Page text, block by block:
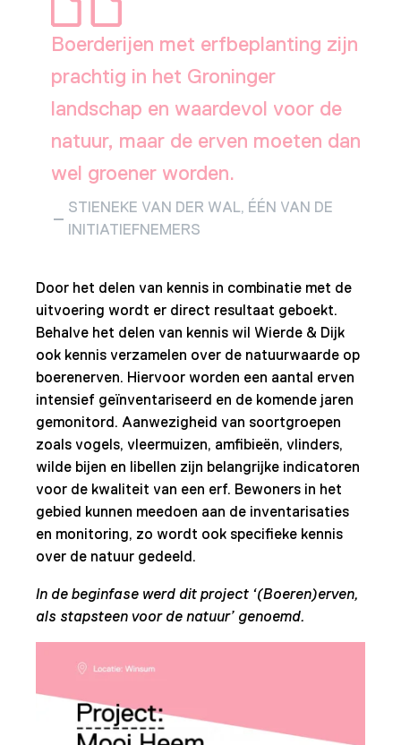
Boerderijen met erfbeplanting zijn
prachtig in het Groninger
landschap en waardevol voor de
natuur, maar de erven moeten dan
wel groener worden.
STIENEKE VAN DER WAL, ÉÉN VAN DE
INITIATIEFNEMERS
Door het delen van kennis in combinatie met de
uitvoering wordt er direct resultaat geboekt.
Behalve het delen van kennis wil Wierde & Dijk
ook kennis verzamelen over de natuurwaarde op
boerenerven. Hiervoor worden een aantal erven
intensief geïnventariseerd en de komende jaren
gemonitord. Aanwezigheid van soortgroepen
zoals vogels, vleermuizen, amfibieën, vlinders,
wilde bijen en libellen zijn belangrijke indicatoren
voor de kwaliteit van een erf. Bewoners in het
gebied kunnen meedoen aan de inventarisaties
en monitoring, zo wordt ook specifieke kennis
over de natuur gedeeld.
In de beginfase werd dit project ‘(Boeren)erven,
als stapsteen voor de natuur’ genoemd.